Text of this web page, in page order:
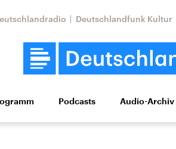
Deutschlandfunk Kultur
Wissen Kultur
Podcasts Audio-Archiv